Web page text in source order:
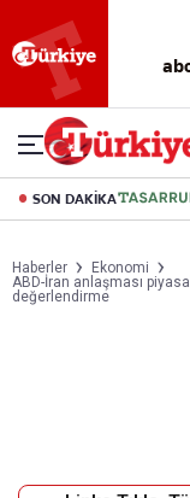
okuma
deneyimi
SON DAKİKA
Haberler
Ekonomi
ABD-İran anlaşması
değerlendirme